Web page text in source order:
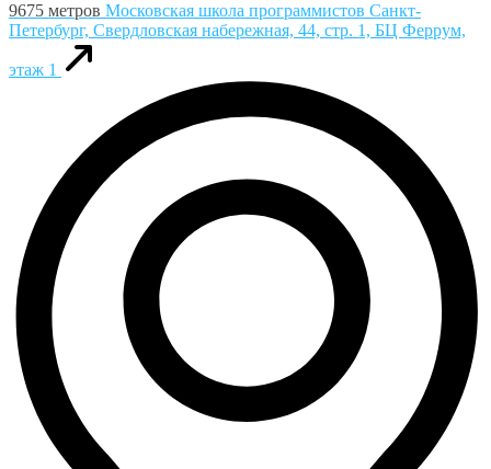
9675 метров Московская школа программистов Санкт-
Петербург, Свердловская набережная, 44, стр. 1, БЦ Феррум,
этаж 1